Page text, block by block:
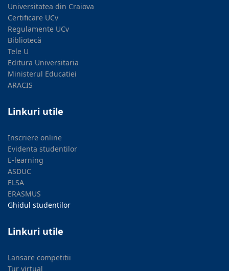
Universitatea din Craiova
Certificare UCv
Regulamente UCv
Bibliotecă
Tele U
Editura Universitaria
Ministerul Educatiei
ARACIS
Linkuri utile
Inscriere online
Evidenta studentilor
E-learning
ASDUC
ELSA
ERASMUS
Ghidul studentilor
Linkuri utile
Lansare competitii
Tur virtual